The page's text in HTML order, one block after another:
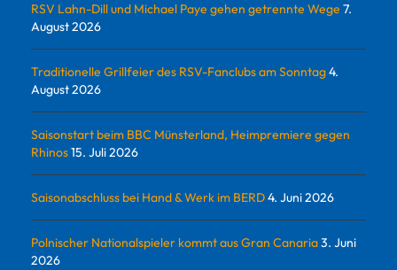
RSV Lahn-Dill und Michael Paye gehen getrennte Wege 7.
August 2026
Traditionelle Grillfeier des RSV-Fanclubs am Sonntag4.
August 2026
Saisonstart beim BBC Münsterland, Heimpremiere gegen
Rhinos15. Juli 2026
Saisonabschluss bei Hand & Werk im BERD4. Juni 2026
Polnischer Nationalspieler kommt aus Gran Canaria3. Juni
2026